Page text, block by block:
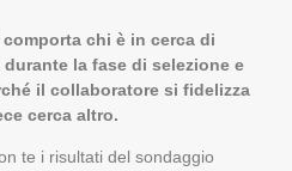
chi è in cerca di
la fase di selezione e
il collaboratore si fidelizza
cerca altro.
te i risultati del sondaggio